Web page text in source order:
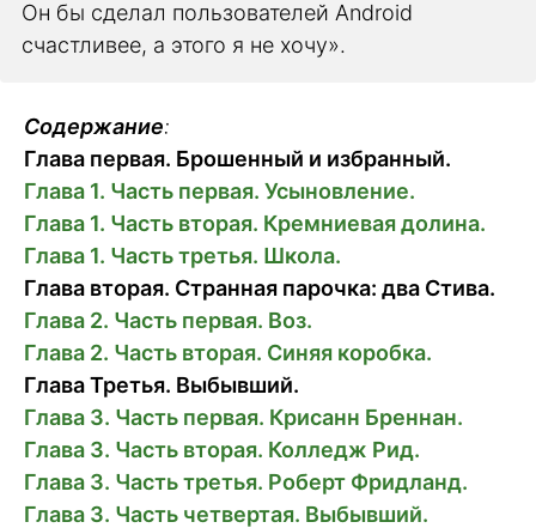
Он бы сделал пользователей Android
счастливее, а этого я не хочу».
Содержание:
Глава первая. Брошенный и избранный.
Глава 1. Часть первая. Усыновление.
Глава 1. Часть вторая. Кремниевая долина.
Глава 1. Часть третья. Школа.
Глава вторая. Странная парочка: два Стива.
Глава 2. Часть первая. Воз.
Глава 2. Часть вторая. Синяя коробка.
Глава Третья. Выбывший.
Глава 3. Часть первая. Крисанн Бреннан.
Глава 3. Часть вторая. Колледж Рид.
Глава 3. Часть третья. Роберт Фридланд.
Глава 3. Часть четвертая. Выбывший.